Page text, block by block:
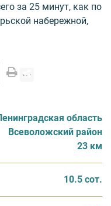
за 25 минут, как по
набережной,
все готово, можно
природой.
участков, это
а это значит,
взносов, за
Вы в праве сами
в Вашем
область
Всеволожский район
23 км
10.5 сот.